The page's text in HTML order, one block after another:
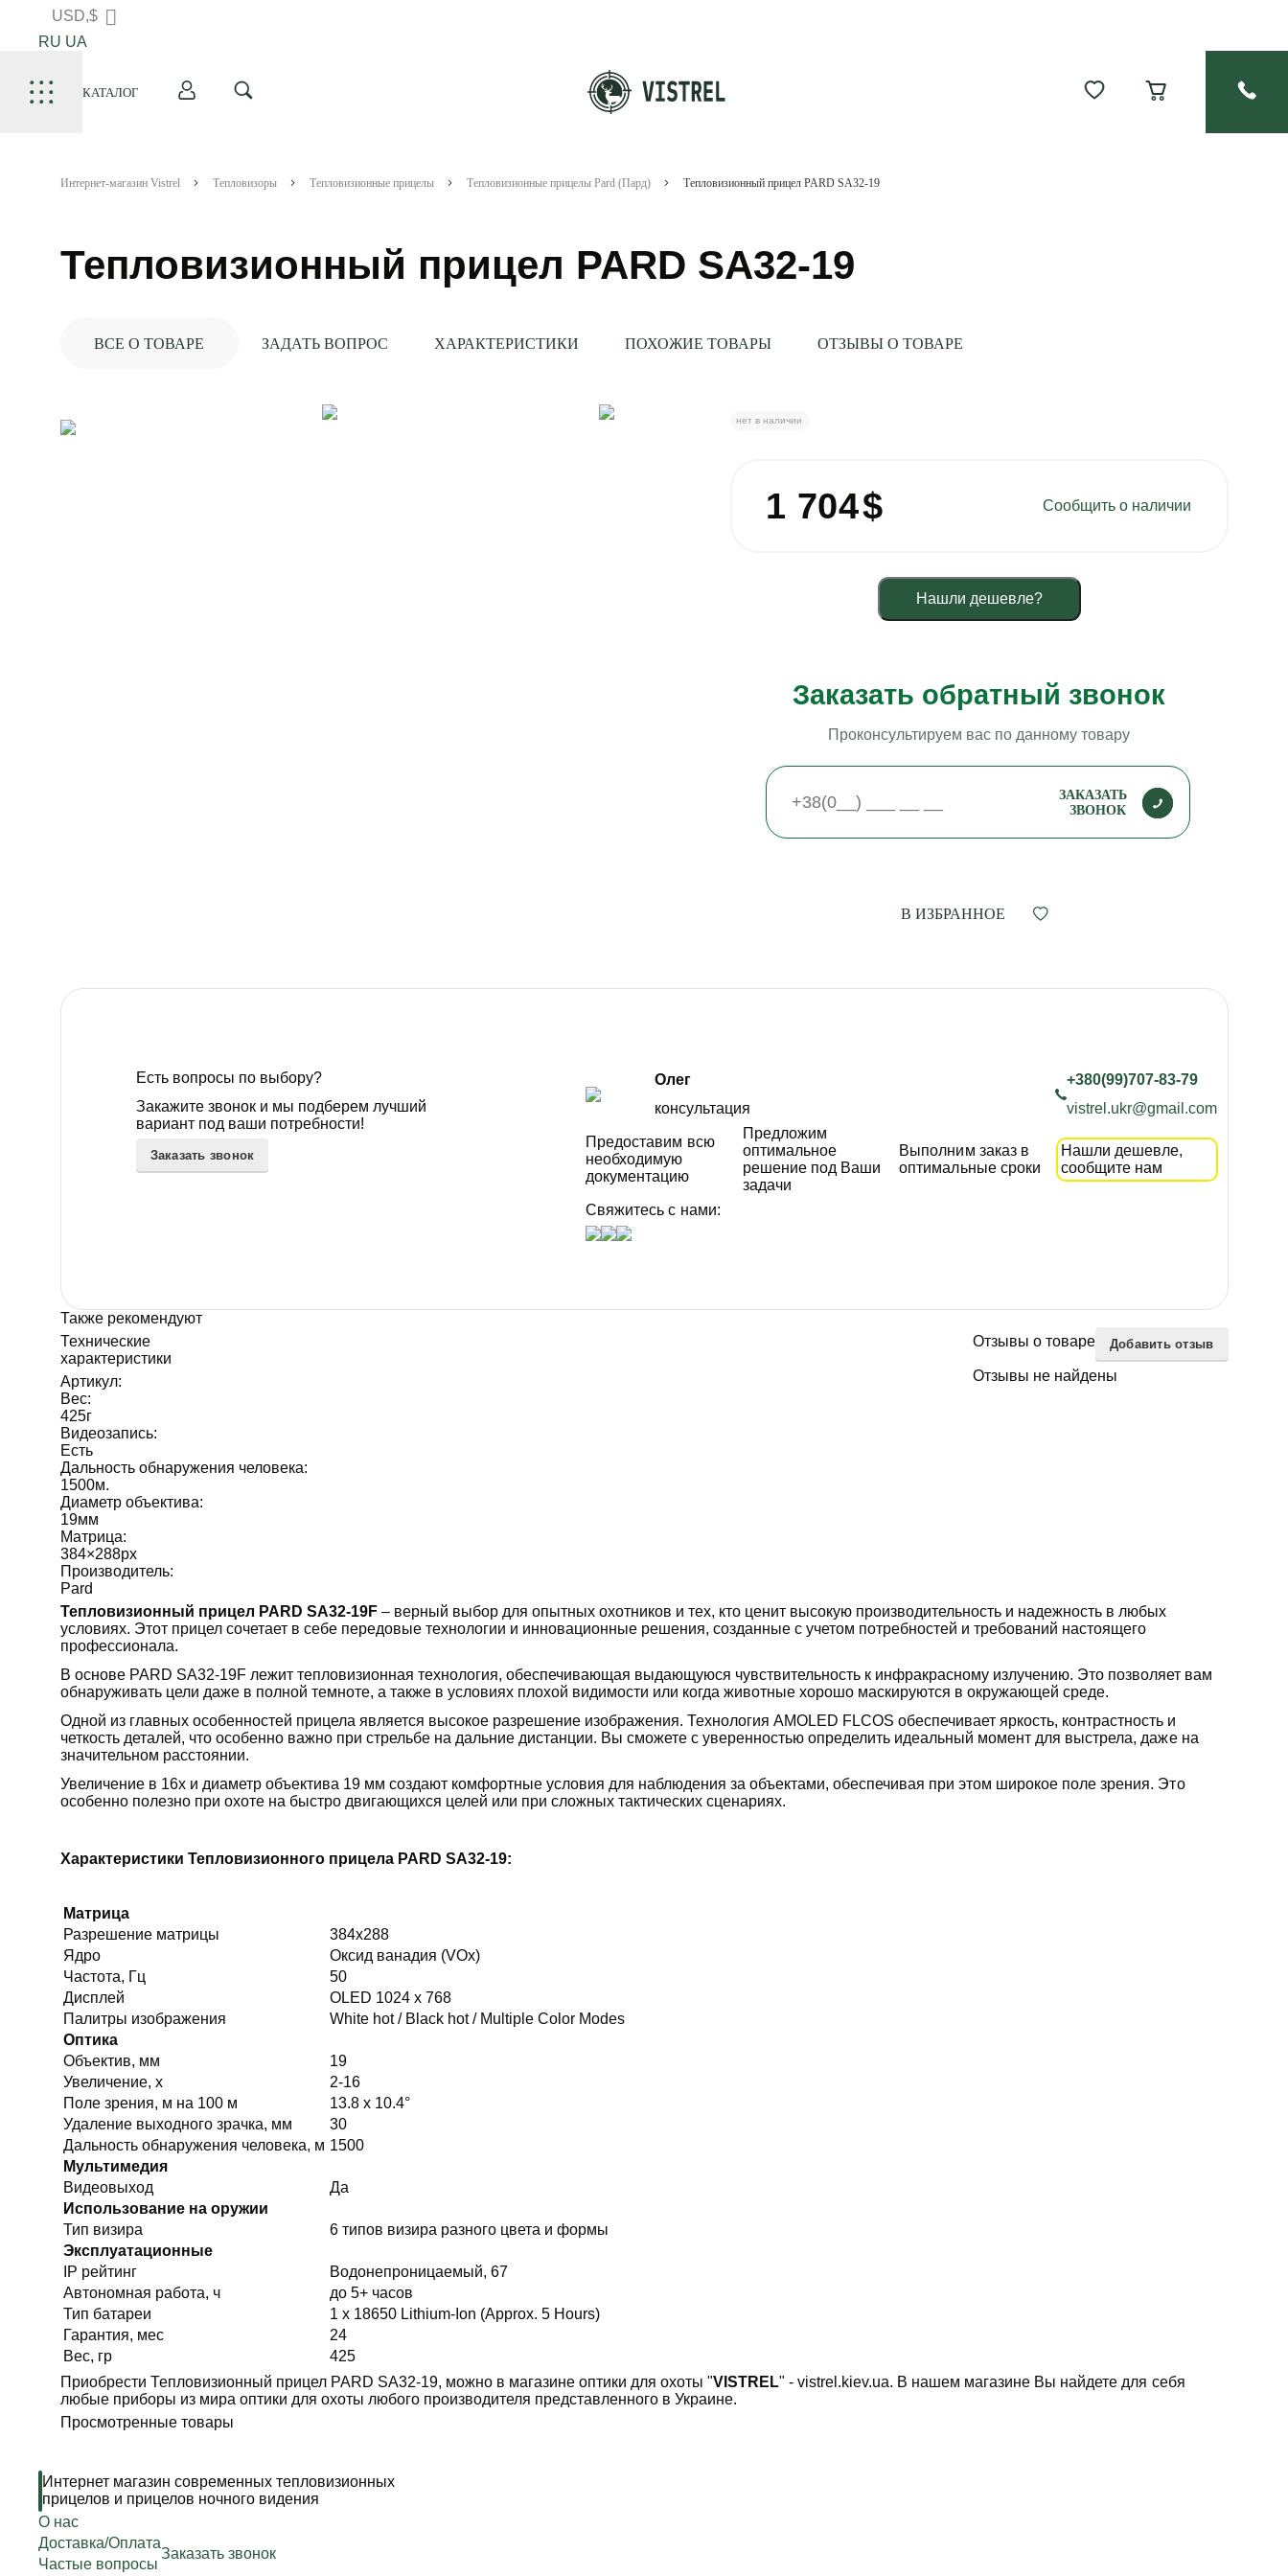
USD,$
RU UA
КАТАЛОГ
Интернет-магазин Vistrel Тепловизоры Тепловизионные прицелы Тепловизионные прицелы Pard (Пард) Тепловизионный прицел PARD SA32-19
Тепловизионный прицел PARD SA32-19
ВСЕ О ТОВАРЕ ЗАДАТЬ ВОПРОС ХАРАКТЕРИСТИКИ ПОХОЖИЕ ТОВАРЫ ОТЗЫВЫ О ТОВАРЕ
нет в наличии
1 704$ Сообщить о наличии
Нашли дешевле?
Заказать обратный звонок
Проконсультируем вас по данному товару
ЗАКАЗАТЬ
ЗВОНОК
В ИЗБРАННОЕ
Есть вопросы по выбору?
Закажите звонок и мы подберем лучший
вариант под ваши потребности!
Заказать звонок
Олег
консультация
+380(99)707-83-79
vistrel.ukr@gmail.com
Предоставим всю
необходимую
документацию
Предложим
оптимальное
решение под Ваши
задачи
Выполним заказ в
оптимальные сроки
Нашли дешевле,
сообщите нам
Свяжитесь с нами:
Также рекомендуют
Технические
характеристики
Артикул:
Вес:
425г
Видеозапись:
Есть
Дальность обнаружения человека:
1500м.
Диаметр объектива:
19мм
Матрица:
384×288px
Производитель:
Pard
Отзывы о товаре Добавить отзыв
Отзывы не найдены
Тепловизионный прицел PARD SA32-19F– верный выбор для опытных охотников и тех, кто ценит высокую производительность и надежность в любых
условиях. Этот прицел сочетает в себе передовые технологии и инновационные решения, созданные с учетом потребностей и требований настоящего
профессионала.
В основе PARD SA32-19F лежит тепловизионная технология, обеспечивающая выдающуюся чувствительность к инфракрасному излучению. Это позволяет вам
обнаруживать цели даже в полной темноте, а также в условиях плохой видимости или когда животные хорошо маскируются в окружающей среде.
Одной из главных особенностей прицела является высокое разрешение изображения. Технология AMOLED FLCOS обеспечивает яркость, контрастность и
четкость деталей, что особенно важно при стрельбе на дальние дистанции. Вы сможете с уверенностью определить идеальный момент для выстрела, даже на
значительном расстоянии.
Увеличение в 16x и диаметр объектива 19 мм создают комфортные условия для наблюдения за объектами, обеспечивая при этом широкое поле зрения. Это
особенно полезно при охоте на быстро двигающихся целей или при сложных тактических сценариях.
Характеристики Тепловизионного прицела PARD SA32-19:
Матрица
Разрешение матрицы
384x288
Ядро
Оксид ванадия (VOx)
Частота, Гц
50
Дисплей
OLED 1024 x 768
Палитры изображения
White hot / Black hot / Multiple Color Modes
Оптика
Объектив, мм
19
Увеличение, х
2-16
Поле зрения, м на 100 м
13.8 x 10.4°
Удаление выходного зрачка, мм
30
Дальность обнаружения человека, м 1500
Мультимедия
Видеовыход
Да
Использование на оружии
Тип визира
6 типов визира разного цвета и формы
Эксплуатационные
IP рейтинг
Водонепроницаемый, 67
Автономная работа, ч
до 5+ часов
Тип батареи
1 x 18650 Lithium-Ion (Approx. 5 Hours)
Гарантия, мес
24
Вес, гр
425
Приобрести Тепловизионный прицел PARD SA32-19, можно в магазине оптики для охоты "VISTREL" - vistrel.kiev.ua. В нашем магазине Вы найдете для себя
любые приборы из мира оптики для охоты любого производителя представленного в Украине.
Просмотренные товары
Интернет магазин современных тепловизионных
прицелов и прицелов ночного видения
О нас
Доставка/Оплата
Частые вопросы
Заказать звонок